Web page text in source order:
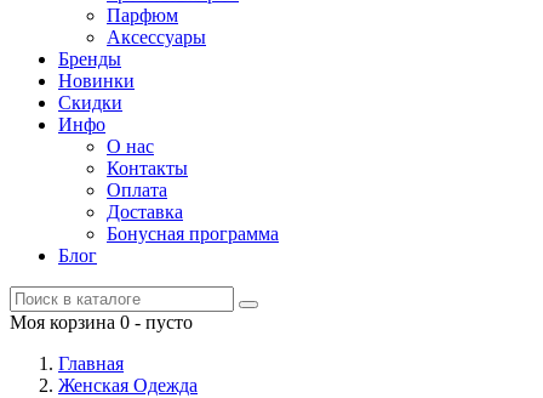
Парфюм
Аксессуары
Бренды
Новинки
Скидки
Инфо
О нас
Контакты
Оплата
Доставка
Бонусная программа
Блог
Моя корзина 0 - пусто
Главная
Женская Одежда